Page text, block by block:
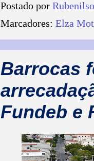
Postado por
Marcadores: Elza
Barrocas
Fundeb e